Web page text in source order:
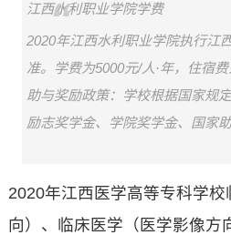
江西水利职业学院学费
2020年江西水利职业学院执行江
准。学费为5000元/人·年，住宿
助与奖励政策：学校根据国家规
励志奖学金、学院奖学金、国家助
2020年江西医学高等专科学
向）、临床医学（医学影像方